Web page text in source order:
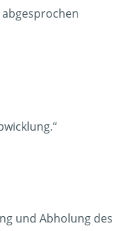
und Abholung des